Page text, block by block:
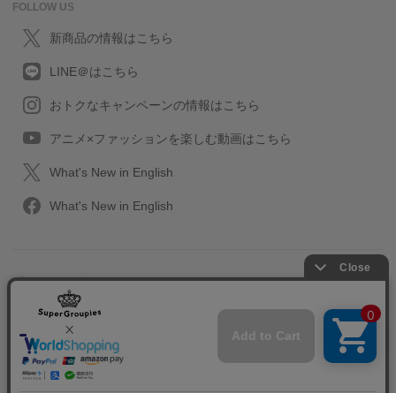
FOLLOW US
新商品の情報はこちら
LINE＠はこちら
おトクなキャンペーンの情報はこちら
アニメ×ファッションを楽しむ動画はこちら
What's New in English
What's New in English
プライバシーポリシー
特定取引に関する法律
会社情報/採用情報